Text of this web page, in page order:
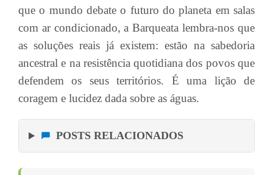
que o mundo debate o futuro do planeta em salas
com ar condicionado, a Barqueata lembra-nos que
as soluções reais já existem: estão na sabedoria
ancestral e na resistência quotidiana dos povos que
defendem os seus territórios. É uma lição de
coragem e lucidez dada sobre as águas.
POSTS RELACIONADOS